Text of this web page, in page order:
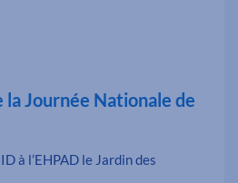
la Journée Nationale de
à l’EHPAD le Jardin des